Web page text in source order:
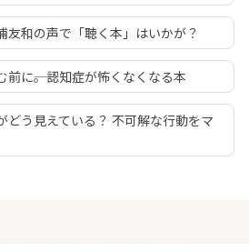
友和の声で「聴く本」はいかが？
に――。認知症が怖くなくなる本
どう見えている？ 不可解な行動をマ